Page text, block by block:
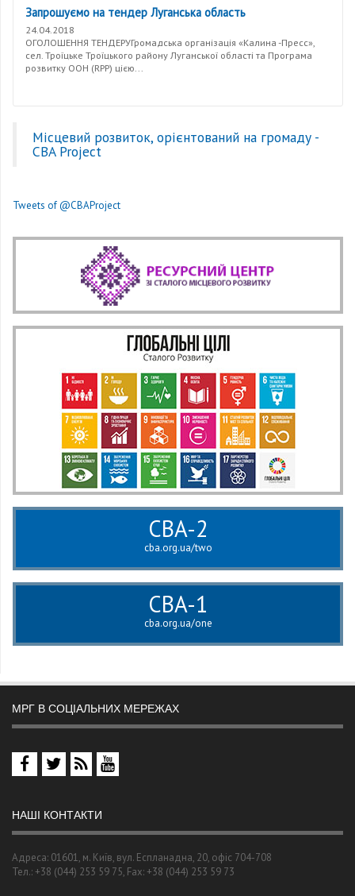
Запрошуємо на тендер Луганська область
24.04.2018
ОГОЛОШЕННЯ ТЕНДЕРУГромадська організація «Калина -Пресс»,
сел. Троїцьке Троїцького району Луганської області та Програма
розвитку ООН (RPP) цією...
Місцевий розвиток, орієнтований на громаду -
CBA Project
Tweets of @CBAProject
CBA-2
cba.org.ua/two
CBA-1
cba.org.ua/one
МРГ В СОЦІАЛЬНИХ МЕРЕЖАХ
НАШІ КОНТАКТИ
Адреса: 01601, м. Київ, вул. Еспланадна, 20, офіс 704-708
Тел.: +38 (044) 253 59 75, Fax: +38 (044) 253 59 73